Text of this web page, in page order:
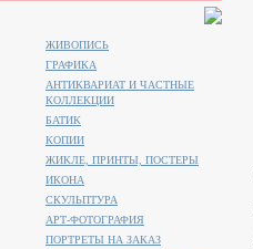
ЖИВОПИСЬ
ГРАФИКА
АНТИКВАРИАТ И ЧАСТНЫЕ
КОЛЛЕКЦИИ
БАТИК
КОПИИ
ЖИКЛЕ, ПРИНТЫ, ПОСТЕРЫ
ИКОНА
СКУЛЬПТУРА
АРТ-ФОТОГРАФИЯ
ПОРТРЕТЫ НА ЗАКАЗ